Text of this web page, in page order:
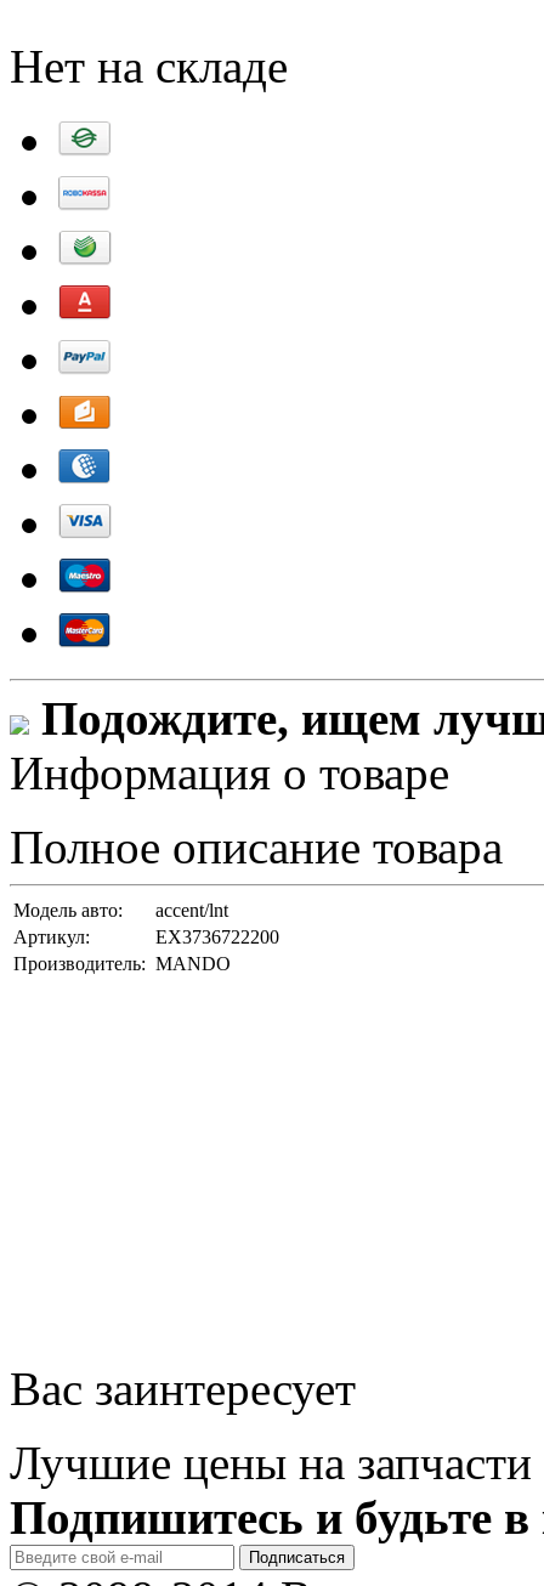
Нет на складе
Подождите, ищем
Информация о товаре
Полное описание товара
Модель авто:
accent/lnt
Артикул:
EX3736722200
Производитель: MANDO
Вас заинтересует
Лучшие цены на запчасти
Подпишитесь и будьте в